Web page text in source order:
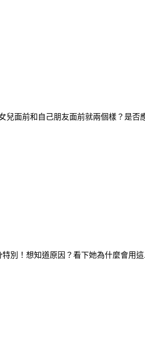
面前和自己朋友面前就兩個樣？是
別！想知道原因？看下她為什麼會用這